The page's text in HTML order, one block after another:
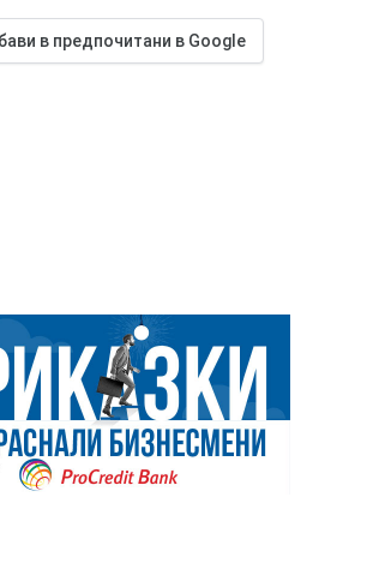
в предпочитани в Google